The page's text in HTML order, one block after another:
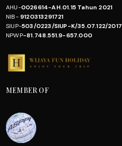
AHU-0026614-AH.01.15 Tahun 2021
NIB-9120313291721
SIUP-503/0223/SIUP-K/35.07.122/2017
NPWP-81.748.551.9-657.000
MEMBER OF